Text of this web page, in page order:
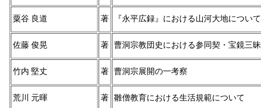
粟谷 良道 著 『永平広録』における山河大地について
佐藤 俊晃 著 曹洞宗教団史における参同契・宝鏡三昧
竹内 堅丈 著 曹洞宗展開の一考察
荒川 元暉 著 雛僧教育における生活規範について